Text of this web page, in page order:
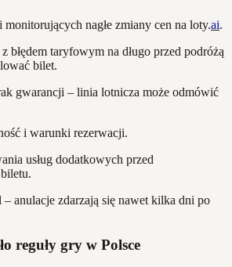
nagłe zmiany cen na loty.ai.
błędem taryfowym na długo przed podróżą
bilet.
gwarancji – linia lotnicza może odmówić
i warunki rezerwacji.
usług dodatkowych przed
anulacje zdarzają się nawet kilka dni po
reguły gry w Polsce